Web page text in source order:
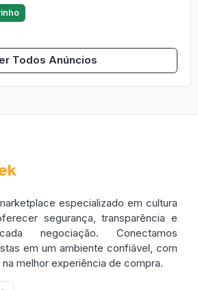
Todos Anúncios
especializado em cultura
segurança, transparência e
negociação. Conectamos
em um ambiente confiável, com
melhor experiência de compra.